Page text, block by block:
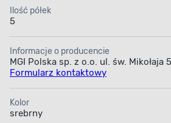
Ilość półek
5
Informacje o producencie
MGI Polska sp. z o.o. ul. św.
Formularz kontaktowy
Kolor
srebrny